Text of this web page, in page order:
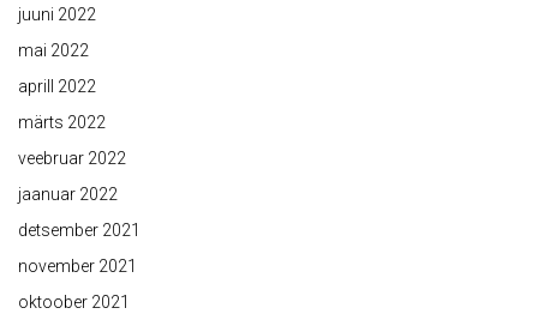
juuni 2022
mai 2022
aprill 2022
märts 2022
veebruar 2022
jaanuar 2022
detsember 2021
november 2021
oktoober 2021